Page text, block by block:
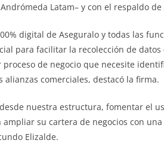
Latam– y con el respaldo
digital de Aseguralo y todas las
para facilitar la recolección de
de negocio que necesite
alianzas comerciales, destacó la firma.
nuestra estructura, fomentar el
su cartera de negocios con
Elizalde.